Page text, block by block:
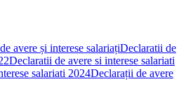
avere și interese salariațiDeclaratii de
Declaratii de avere si interese salariati
salariati 2024Declarații de avere